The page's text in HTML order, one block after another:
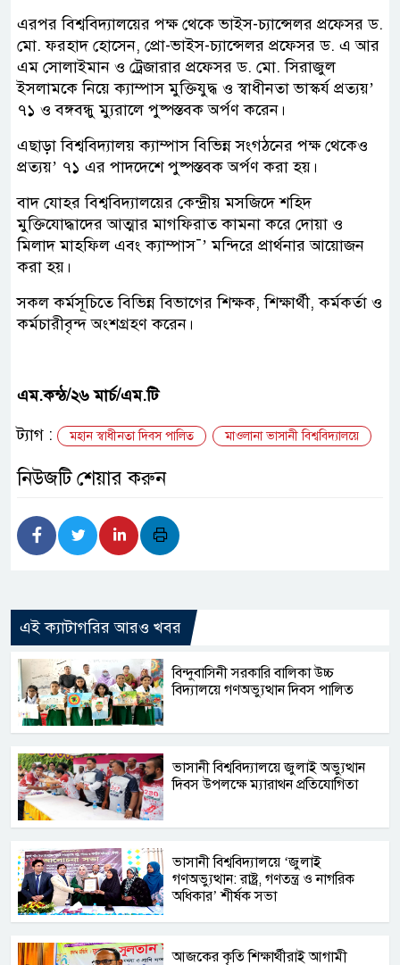
এরপর বিশ্ববিদ্যালয়ের পক্ষ থেকে ভাইস-চ্যান্সেলর প্রফেসর ড.
মো. ফরহাদ হোসেন, প্রো-ভাইস-চ্যান্সেলর প্রফেসর ড. এ আর
এম সোলাইমান ও ট্রেজারার প্রফেসর ড. মো. সিরাজুল
ইসলামকে নিয়ে ক্যাম্পাস মুক্তিযুদ্ধ ও স্বাধীনতা ভাস্কর্য প্রত্যয়’
৭১ ও বঙ্গবন্ধু ম্যুরালে পুষ্পস্তবক অর্পণ করেন।
এছাড়া বিশ্ববিদ্যালয় ক্যাম্পাস বিভিন্ন সংগঠনের পক্ষ থেকেও
প্রত্যয়’ ৭১ এর পাদদেশে পুষ্পস্তবক অর্পণ করা হয়।
বাদ যোহর বিশ্ববিদ্যালয়ের কেন্দ্রীয় মসজিদে শহিদ
মুক্তিযোদ্ধাদের আত্মার মাগফিরাত কামনা করে দোয়া ও
মিলাদ মাহফিল এবং ক্যাম্পাস¯’ মন্দিরে প্রার্থনার আয়োজন
করা হয়।
সকল কর্মসূচিতে বিভিন্ন বিভাগের শিক্ষক, শিক্ষার্থী, কর্মকর্তা ও
কর্মচারীবৃন্দ অংশগ্রহণ করেন।
এম.কন্ঠ/২৬ মার্চ/এম.টি
ট্যাগ :
মহান স্বাধীনতা দিবস পালিত মাওলানা ভাসানী বিশ্ববিদ্যালয়ে
নিউজটি শেয়ার করুন
এই ক্যাটাগরির আরও খবর
বিন্দুবাসিনী সরকারি বালিকা উচ্চ
বিদ্যালয়ে গণঅভ্যুত্থান দিবস পালিত
ভাসানী বিশ্ববিদ্যালয়ে জুলাই অভ্যুত্থান
দিবস উপলক্ষে ম্যারাথন প্রতিযোগিতা
ভাসানী বিশ্ববিদ্যালয়ে ‘জুলাই
গণঅভ্যুত্থান: রাষ্ট্র, গণতন্ত্র ও নাগরিক
অধিকার’ শীর্ষক সভা
আজকের কৃতি শিক্ষার্থীরাই আগামী